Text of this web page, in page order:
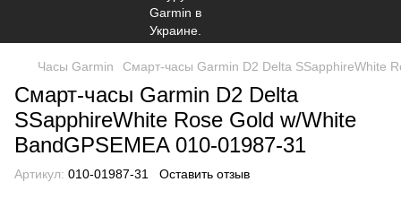
Часы Garmin Смарт-часы Garmin D2 Delta SSapphireWhite
Смарт-часы Garmin D2 Delta
SSapphireWhite Rose Gold w/White
BandGPSEMEA 010-01987-31
Артикул: 010-01987-31 Оставить отзыв